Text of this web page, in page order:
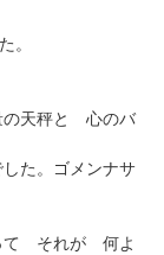
。
の天秤と 心のバ
た。ゴメンナサ
て それが 何よ